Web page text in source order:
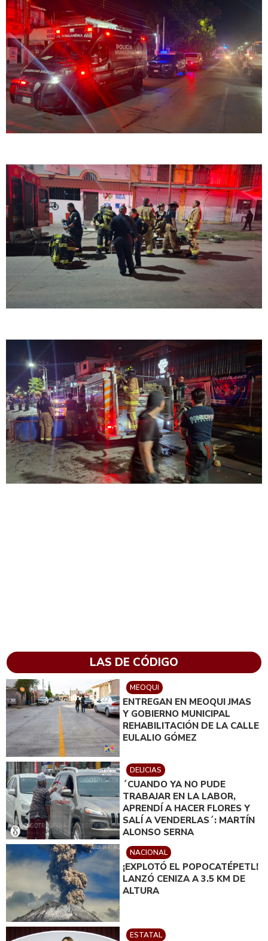
LAS DE CÓDIGO
MEOQUI
ENTREGAN EN MEOQUI JMAS
Y GOBIERNO MUNICIPAL
REHABILITACIÓN DE LA CALLE
EULALIO GÓMEZ
DELICIAS
´CUANDO YA NO PUDE
TRABAJAR EN LA LABOR,
APRENDÍ A HACER FLORES Y
SALÍ A VENDERLAS´: MARTÍN
ALONSO SERNA
NACIONAL
¡EXPLOTÓ EL POPOCATÉPETL!
LANZÓ CENIZA A 3.5 KM DE
ALTURA
ESTATAL